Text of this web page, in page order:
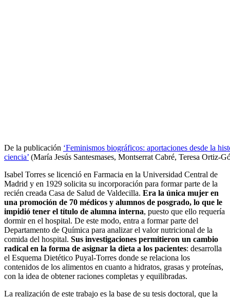
De la publicación ‘Feminismos biográficos: aportaciones desde la
ciencia’ (María Jesús Santesmases, Montserrat Cabré, Teresa Ortiz-
Isabel Torres se licenció en Farmacia en la Universidad Central de
Madrid y en 1929 solicita su incorporación para formar parte de la
recién creada Casa de Salud de Valdecilla. Era la única mujer en
una promoción de 70 médicos y alumnos de posgrado, lo que le
impidió tener el título de alumna interna, puesto que ello requería
dormir en el hospital. De este modo, entra a formar parte del
Departamento de Química para analizar el valor nutricional de la
comida del hospital. Sus investigaciones permitieron un cambio
radical en la forma de asignar la dieta a los pacientes: desarrolla
el Esquema Dietético Puyal-Torres donde se relaciona los
contenidos de los alimentos en cuanto a hidratos, grasas y proteínas,
con la idea de obtener raciones completas y equilibradas.
La realización de este trabajo es la base de su tesis doctoral, que la